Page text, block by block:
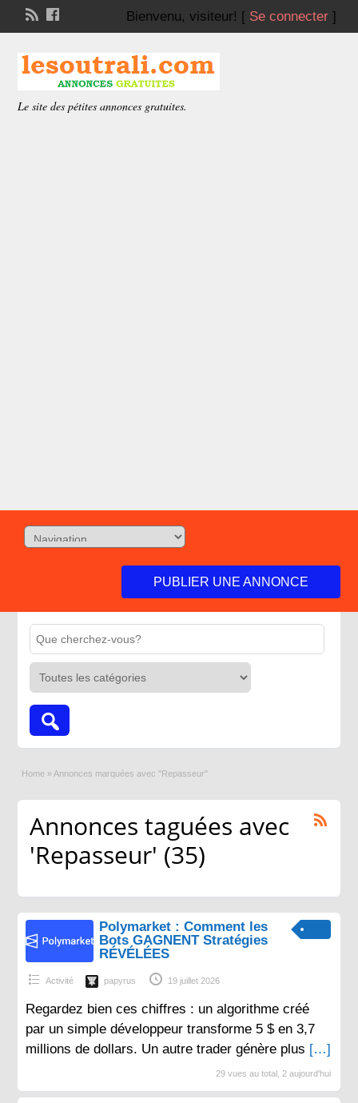
Bienvenu, visiteur! [ Se connecter]
Le site des pétites annonces gratuites.
PUBLIER UNE ANNONCE
Home » Annonces marquées avec "Repasseur"
Annonces taguées avec
'Repasseur' (35)
Polymarket : Comment les
Bots GAGNENT Stratégies
RÉVÉLÉES
Activité papyrus 19 juillet 2026
Regardez bien ces chiffres : un algorithme créé
par un simple développeur transforme 5 $ en 3,7
millions de dollars. Un autre trader génère plus […]
29 vues au total, 2 aujourd'hui